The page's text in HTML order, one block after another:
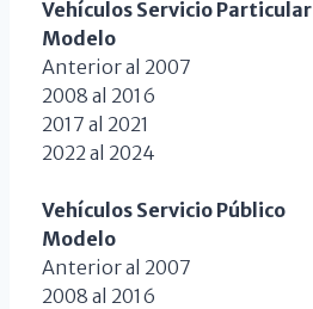
Vehículos Servicio Particular
Modelo
Anterior al 2007
2008 al 2016
2017 al 2021
2022 al 2024
Vehículos Servicio Público
Modelo
Anterior al 2007
2008 al 2016